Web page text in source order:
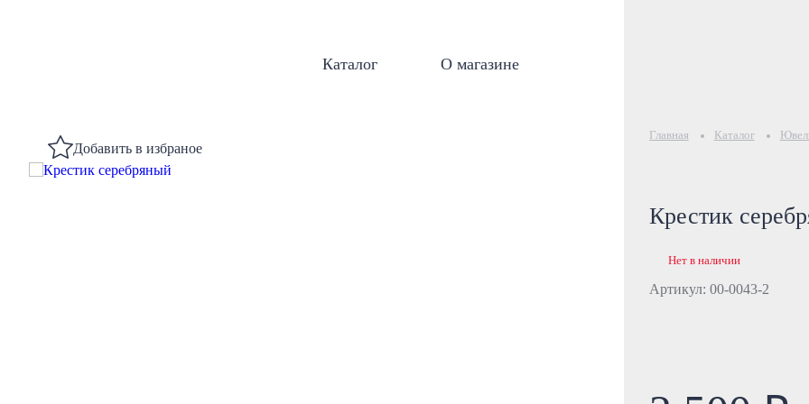
Каталог О магазине
Добавить в избраное
Главная Каталог
Крестик
Артикул: 00-0043-2
Нет в наличии